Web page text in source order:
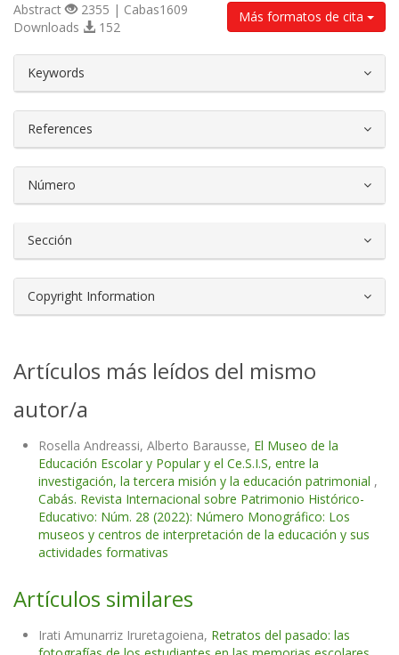
Más formatos de cita
Abstract
2355 | Cabas1609
Downloads
152
Keywords
References
Número
Sección
Copyright Information
Artículos más leídos del mismo
autor/a
Rosella Andreassi, Alberto Barausse, El Museo de la
Educación Escolar y Popular y el Ce.S.I.S, entre la
investigación, la tercera misión y la educación patrimonial ,
Cabás. Revista Internacional sobre Patrimonio Histórico-
Educativo: Núm. 28 (2022): Número Monográfico: Los
museos y centros de interpretación de la educación y sus
actividades formativas
Artículos similares
Irati Amunarriz Iruretagoiena, Retratos del pasado: las